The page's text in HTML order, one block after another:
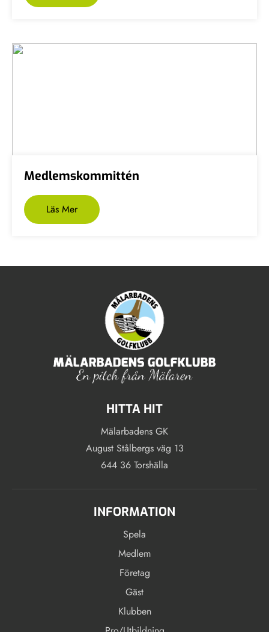
Medlemskommittén
Läs Mer
INFORMATION
Spela
Medlem
Företag
Gäst
Klubben
HITTA HIT
Mälarbadens GK
August Stålbergs väg 13
644 36 Torshälla